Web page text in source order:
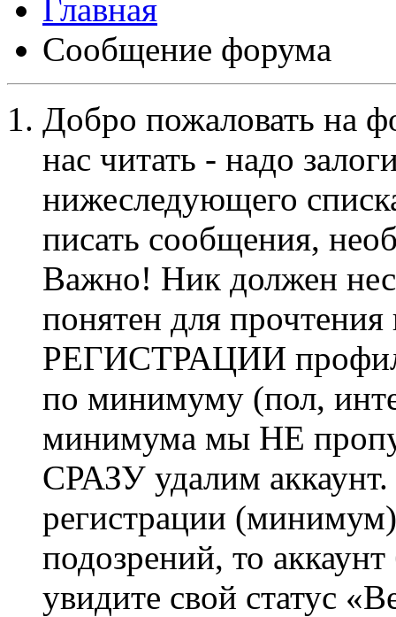
Сообщение форума
Добро пожаловать на
нас читать - надо
нижеследующего
писать сообщения,
Важно! Ник должен
понятен для
РЕГИСТРАЦИИ профиль
по минимуму (пол,
минимума мы НЕ
СРАЗУ удалим
регистрации
подозрений, то
увидите свой статус